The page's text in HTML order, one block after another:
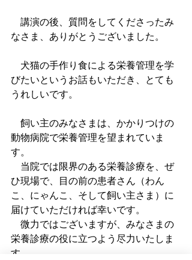
講演の後、質問をしてくださったみ
なさま、ありがとうございました。
犬猫の手作り食による栄養管理を学
びたいというお話もいただき、とても
うれしいです。
飼い主のみなさまは、かかりつけの
動物病院で栄養管理を望まれていま
す。
当院では限界のある栄養診療を、ぜ
ひ現場で、目の前の患者さん（わん
こ、にゃんこ、そして飼い主さま）に
届けていただければ幸いです。
微力ではございますが、みなさまの
栄養診療の役に立つよう尽力いたしま
す。